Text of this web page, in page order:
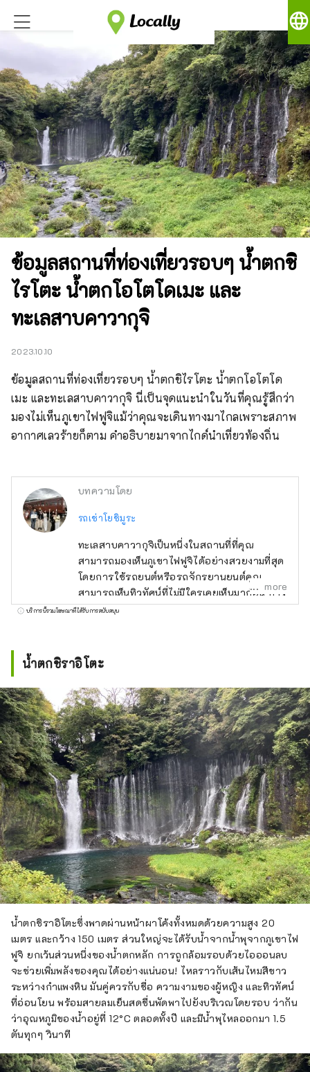
language
ข้อมูลสถานที่ท่องเที่ยวรอบๆ น้ำตกชิ
ไรโตะ น้ำตกโอโตโดเมะ และ
ทะเลสาบคาวากุจิ
2023.10.10
ข้อมูลสถานที่ท่องเที่ยวรอบๆ น้ำตกชิไรโตะ น้ำตกโอโตโด
เมะ และทะเลสาบคาวากุจิ นี่เป็นจุดแนะนำในวันที่คุณรู้สึกว่า
มองไม่เห็นภูเขาไฟฟูจิแม้ว่าคุณจะเดินทางมาไกลเพราะสภาพ
อากาศเลวร้ายก็ตาม คำอธิบายมาจากไกด์นำเที่ยวท้องถิ่น
บทความโดย
รถเช่าโยชิมูระ
ทะเลสาบคาวากุจิเป็นหนึ่งในสถานที่ที่คุณ
สามารถมองเห็นภูเขาไฟฟูจิได้อย่างสวยงามที่สุด
โดยการใช้รถยนต์หรือรถจักรยานยนต์คุณ
สามารถเห็นทิวทัศน์ที่ไม่มีใครเคยเห็นมาก่อน การ
เยี่ยมชมสถานที่ขึ้นชื่อที่พลุกพล่านไปด้วยผู้คนเป็น
ชาวต่างชาติ พนักงานที่พูดภาษาอังกฤษของเรา
กำลังรอการติดต่อจากคุณอยู่ โปรดโทรหาเรา
more
บริการนี้รวมโฆษณาที่ได้รับการสนับสนุน
น้ำตกชิราอิโตะ
น้ำตกชิราอิโตะซึ่งพาดผ่านหน้าผาโค้งทั้งหมดด้วยความสูง 20
เมตร และกว้าง 150 เมตร ส่วนใหญ่จะได้รับน้ำจากน้ำพุจากภูเขาไฟ
ฟูจิ ยกเว้นส่วนหนึ่งของน้ำตกหลัก การถูกล้อมรอบด้วยไอออนลบ
จะช่วยเพิ่มพลังของคุณได้อย่างแน่นอน! ไหลราวกับเส้นไหมสีขาว
ระหว่างกำแพงหิน มันคู่ควรกับชื่อ ความงามของผู้หญิง และทิวทัศน์
ที่อ่อนโยน พร้อมสายลมเย็นสดชื่นพัดพาไปยังบริเวณโดยรอบ ว่ากัน
ว่าอุณหภูมิของน้ำอยู่ที่ 12°C ตลอดทั้งปี และมีน้ำพุไหลออกมา 1.5
ตันทุกๆ วินาที